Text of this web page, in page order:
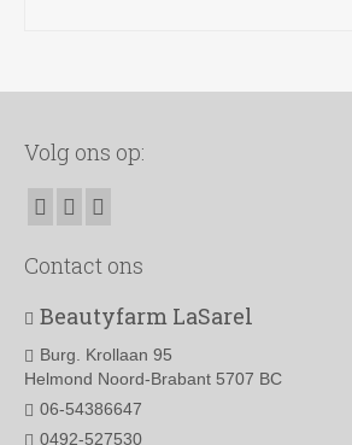
Volg ons op:
Contact ons
Beautyfarm LaSarel
Burg. Krollaan 95
Helmond Noord-Brabant 5707 BC
06-54386647
0492-527530